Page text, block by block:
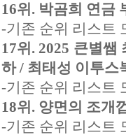
16위. 박곰희 연금
-기존 순위 리스트
17위. 2025 큰별쌤
하 / 최태성 이투스
-기존 순위 리스트
18위. 양면의 조개
-기존 순위 리스트